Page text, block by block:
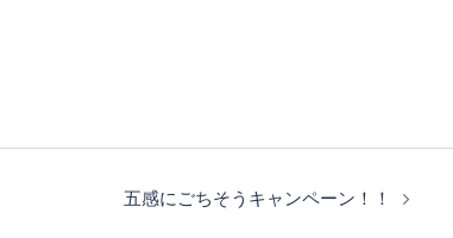
五感にごちそうキャンペーン！！